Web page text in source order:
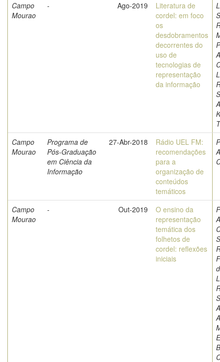
Campo
Mourao
- Ago-2019
Literatura de
cordel: em foco
os
desdobramentos
decorrentes do
uso de
tecnologias de
representação
da informação
Campo
Mourao
Programa de
Pós-Graduação
em Ciência da
Informação
27-Abr-2018
Rádio UEL FM:
recomendações
para a
organização de
conteúdos
temáticos
Campo
Mourao
- Out-2019
O ensino da
representação
temática dos
folhetos de
cordel: reflexões
iniciais